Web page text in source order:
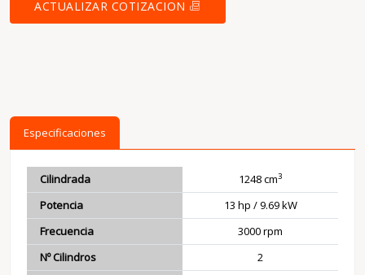
ACTUALIZAR COTIZACION
Especificaciones
Cilindrada 1248 cm3
Potencia
13 hp / 9.69 kW
Frecuencia
3000 rpm
Nº Cilindros
2